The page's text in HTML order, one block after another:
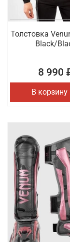
Толстовка
Black/
8 990
В корзину